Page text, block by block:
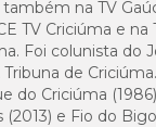
também na TV
TV Criciúma e na
Foi colunista do
Tribuna de
do Criciúma
(2013) e Fio do